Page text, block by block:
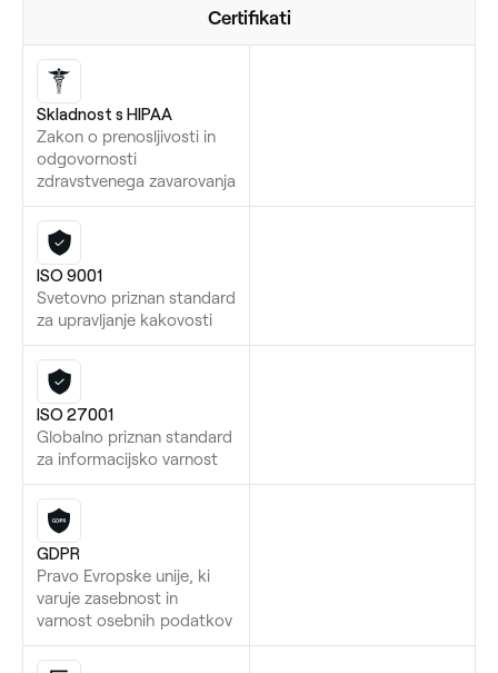
Certifikati
Skladnost s HIPAA
Zakon o prenosljivosti in
odgovornosti
zdravstvenega zavarovanja
ISO 9001
Svetovno priznan standard
za upravljanje kakovosti
ISO 27001
Globalno priznan standard
za informacijsko varnost
GDPR
Pravo Evropske unije, ki
varuje zasebnost in
varnost osebnih podatkov